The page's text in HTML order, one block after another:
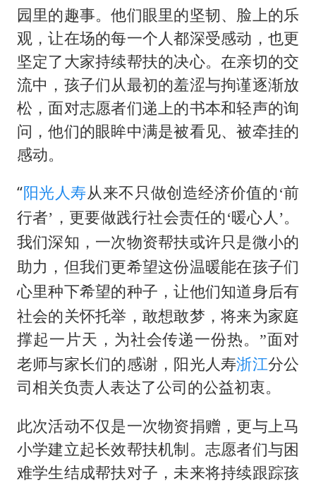
园里的趣事。他们眼里的坚韧、脸上的乐
观，让在场的每一个人都深受感动，也更
坚定了大家持续帮扶的决心。在亲切的交
流中，孩子们从最初的羞涩与拘谨逐渐放
松，面对志愿者们递上的书本和轻声的询
问，他们的眼眸中满是被看见、被牵挂的
感动。
“阳光人寿从来不只做创造经济价值的 ‘前
行者’，更要做践行社会责任的‘暖心人’。
我们深知，一次物资帮扶或许只是微小的
助力，但我们更希望这份温暖能在孩子们
心里种下希望的种子，让他们知道身后有
社会的关怀托举，敢想敢梦，将来为家庭
撑起一片天，为社会传递一份热。 ”面对
老师与家长们的感谢，阳光人寿浙江分公
司相关负责人表达了公司的公益初衷。
此次活动不仅是一次物资捐赠，更与上马
小学建立起长效帮扶机制。志愿者们与困
难学生结成帮扶对子，未来将持续跟踪孩